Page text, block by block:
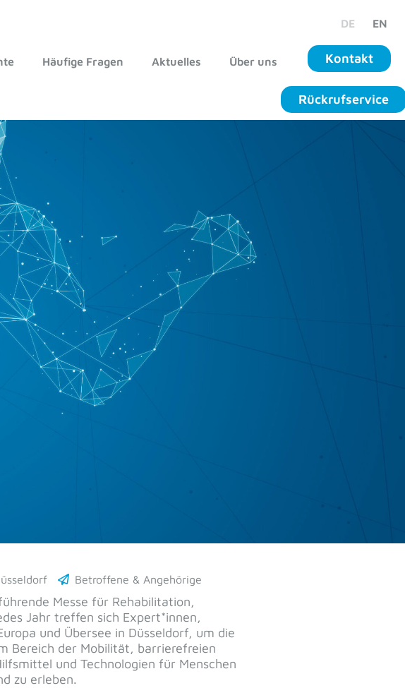
DE EN
Häufige Fragen Aktuelles Über uns Kontakt
Rückrufservice
Betroffene & Angehörige
Messe für Rehabilitation,
Jahr treffen sich Expert*innen,
und Übersee in Düsseldorf, um die
Bereich der Mobilität, barrierefreien
und Technologien für Menschen
zu erleben.